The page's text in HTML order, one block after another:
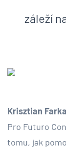
záleží
Krisztian
Pro Futuro
tomu, jak